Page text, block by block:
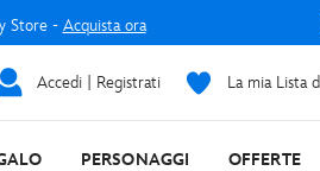
Store - Acquista ora
Accedi | Registrati La mia Lista
PERSONAGGI OFFERTE